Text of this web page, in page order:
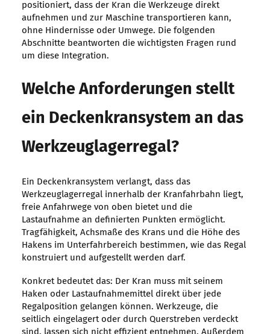
positioniert, dass der Kran die Werkzeuge direkt
aufnehmen und zur Maschine transportieren kann,
ohne Hindernisse oder Umwege. Die folgenden
Abschnitte beantworten die wichtigsten Fragen rund
um diese Integration.
Welche Anforderungen stellt
ein Deckenkransystem an das
Werkzeuglagerregal?
Ein Deckenkransystem verlangt, dass das
Werkzeuglagerregal innerhalb der Kranfahrbahn liegt,
freie Anfahrwege von oben bietet und die
Lastaufnahme an definierten Punkten ermöglicht.
Tragfähigkeit, Achsmaße des Krans und die Höhe des
Hakens im Unterfahrbereich bestimmen, wie das Regal
konstruiert und aufgestellt werden darf.
Konkret bedeutet das: Der Kran muss mit seinem
Haken oder Lastaufnahmemittel direkt über jede
Regalposition gelangen können. Werkzeuge, die
seitlich eingelagert oder durch Querstreben verdeckt
sind, lassen sich nicht effizient entnehmen. Außerdem